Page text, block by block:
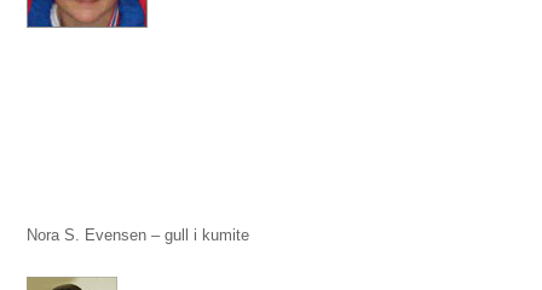
Nora S. Evensen – gull i kumite